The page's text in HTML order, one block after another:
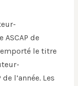
de
le titre
l’année. Les